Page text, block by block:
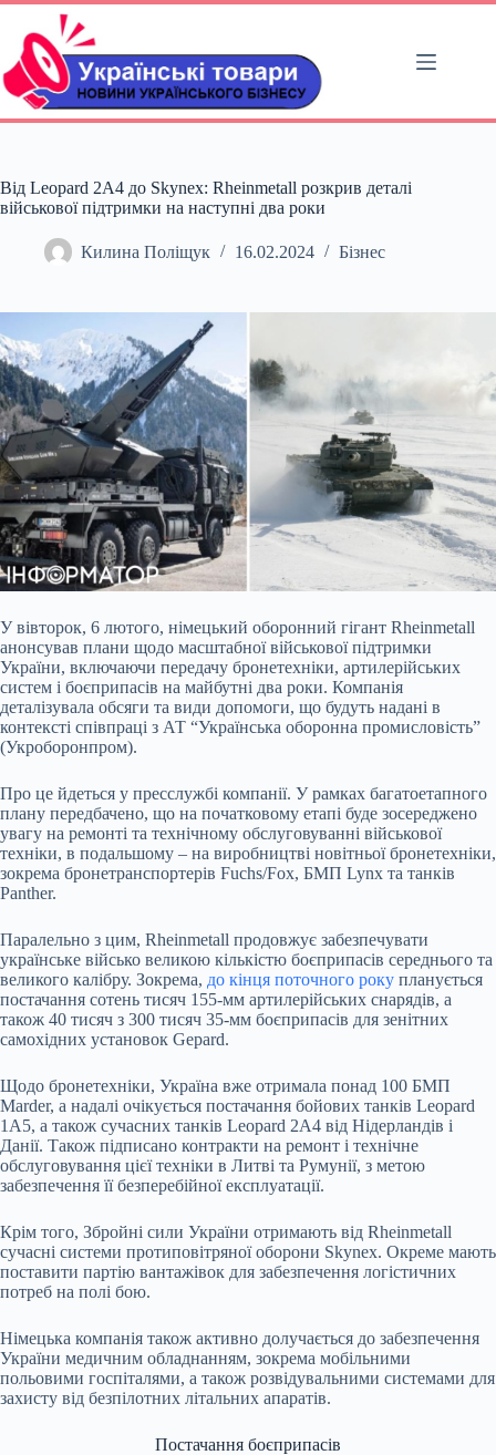
Перейти
вмісту
Від Leopard 2A4 до Skynex: Rheinmetall розкрив деталі
військової підтримки на наступні два роки
Килина Поліщук 16.02.2024 Бізнес
У вівторок, 6 лютого, німецький оборонний гігант Rheinmetall
анонсував плани щодо масштабної військової підтримки
України, включаючи передачу бронетехніки, артилерійських
систем і боєприпасів на майбутні два роки. Компанія
деталізувала обсяги та види допомоги, що будуть надані в
контексті співпраці з АТ “Українська оборонна промисловість”
(Укроборонпром).
Про це йдеться у пресслужбі компанії. У рамках багатоетапного
плану передбачено, що на початковому етапі буде зосереджено
увагу на ремонті та технічному обслуговуванні військової
техніки, в подальшому – на виробництві новітньої бронетехніки,
зокрема бронетранспортерів Fuchs/Fox, БМП Lynx та танків
Panther.
Паралельно з цим, Rheinmetall продовжує забезпечувати
українське військо великою кількістю боєприпасів середнього та
великого калібру. Зокрема, до кінця поточного року планується
постачання сотень тисяч 155-мм артилерійських снарядів, а
також 40 тисяч з 300 тисяч 35-мм боєприпасів для зенітних
самохідних установок Gepard.
Щодо бронетехніки, Україна вже отримала понад 100 БМП
Marder, а надалі очікується постачання бойових танків Leopard
1A5, а також сучасних танків Leopard 2A4 від Нідерландів і
Данії. Також підписано контракти на ремонт і технічне
обслуговування цієї техніки в Литві та Румунії, з метою
забезпечення її безперебійної експлуатації.
Крім того, Збройні сили України отримають від Rheinmetall
сучасні системи протиповітряної оборони Skynex. Окреме мають
поставити партію вантажівок для забезпечення логістичних
потреб на полі бою.
Німецька компанія також активно долучається до забезпечення
України медичним обладнанням, зокрема мобільними
польовими госпіталями, а також розвідувальними системами для
захисту від безпілотних літальних апаратів.
Постачання боєприпасів